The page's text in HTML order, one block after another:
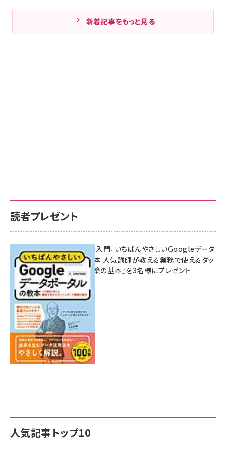
新着記事をもっと見る
人気記事トップ10
読者プレゼント
無料BIツール入門『いちばんやさしいGoogleデータ
ポータルの教本 人気講師が教える業務で使えるダッ
シュボード構築の基本』を3名様にプレゼント
7月31日 10:00